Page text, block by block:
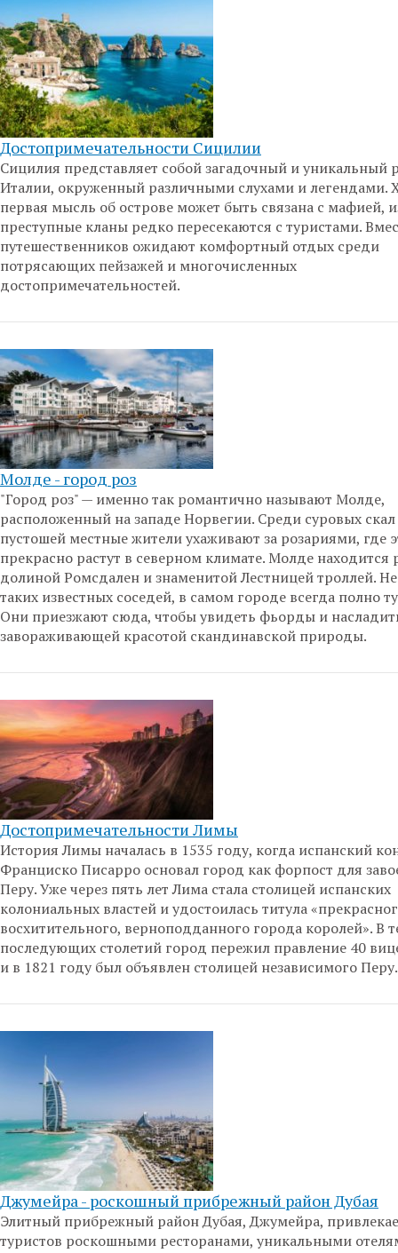
Достопримечательности Сицилии
Сицилия представляет собой загадочный и уникальный
Италии, окруженный различными слухами и легендами.
первая мысль об острове может быть связана с мафией,
преступные кланы редко пересекаются с туристами.
путешественников ожидают комфортный отдых среди
потрясающих пейзажей и многочисленных
достопримечательностей.
Молде - город роз
"Город роз" — именно так романтично называют Молде,
расположенный на западе Норвегии. Среди суровых
пустошей местные жители ухаживают за розариями, где
прекрасно растут в северном климате. Молде находится
долиной Ромсдален и знаменитой Лестницей троллей.
таких известных соседей, в самом городе всегда полно
Они приезжают сюда, чтобы увидеть фьорды и
завораживающей красотой скандинавской природы.
Достопримечательности Лимы
История Лимы началась в 1535 году, когда испанский
Франциско Писарро основал город как форпост для
Перу. Уже через пять лет Лима стала столицей испанских
колониальных властей и удостоилась титула
восхитительного, верноподданного города королей». В
последующих столетий город пережил правление 40
и в 1821 году был объявлен столицей независимого Перу.
Джумейра - роскошный прибрежный район Дубая
Элитный прибрежный район Дубая, Джумейра,
туристов роскошными ресторанами, уникальными